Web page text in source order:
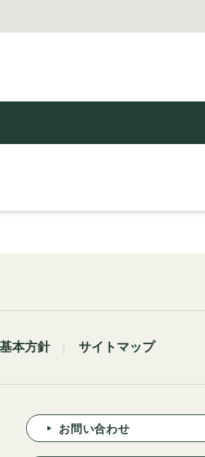
本方針 サイトマップ
お問い合わせ